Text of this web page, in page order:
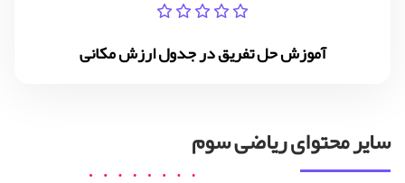
آموزش حل تفریق در جدول ارزش مکانی
سایر محتوای ریاضی سوم